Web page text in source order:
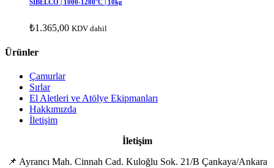
SIBELCO | 1000-1280°C | 10kg
₺1.365,00 KDV dahil
Ürünler
Çamurlar
Sırlar
El Aletleri ve Atölye Ekipmanları
Hakkımızda
İletişim
İletişim
📌 Ayrancı Mah. Cinnah Cad. Kuloğlu Sok. 21/B Çankaya/Ankara